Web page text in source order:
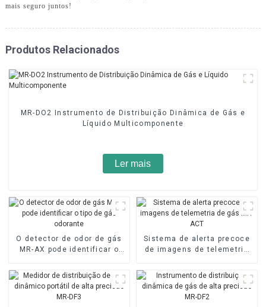
mais seguro juntos!
Produtos Relacionados
MR-DO2 Instrumento de Distribuição Dinâmica de Gás e
Líquido Multicomponente
Ler mais
O detector de odor de gás
MR-AX pode identificar o
Sistema de alerta precoce
de imagens de telemetria